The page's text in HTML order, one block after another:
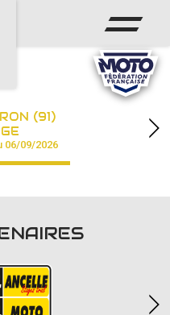
(91)
06/09/2026